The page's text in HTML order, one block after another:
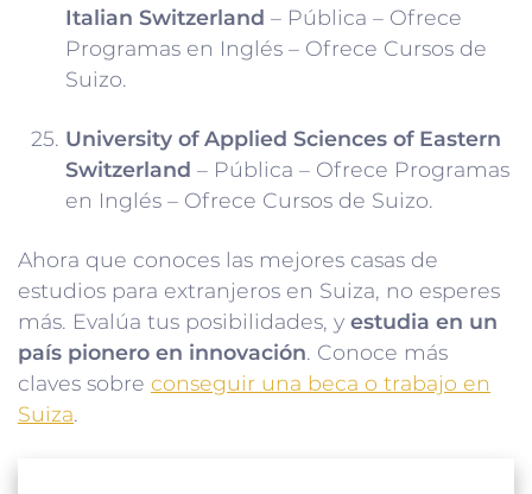
Italian Switzerland – Pública – Ofrece
Programas en Inglés – Ofrece Cursos de
Suizo.
University of Applied Sciences of Eastern
Switzerland – Pública – Ofrece Programas
en Inglés – Ofrece Cursos de Suizo.
Ahora que conoces las mejores casas de
estudios para extranjeros en Suiza, no esperes
más. Evalúa tus posibilidades, y estudia en un
país pionero en innovación. Conoce más
claves sobre conseguir una beca o trabajo en
Suiza.